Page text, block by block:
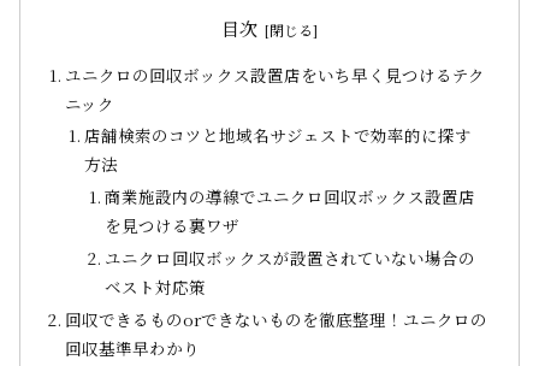
目次
ユニクロの回収ボックス設置店をいち早く見つけるテク
ニック
店舗検索のコツと地域名サジェストで効率的に探す
方法
商業施設内の導線でユニクロ回収ボックス設置店
を見つける裏ワザ
ユニクロ回収ボックスが設置されていない場合の
ベスト対応策
回収できるものorできないものを徹底整理！ユニクロの
回収基準早わかり